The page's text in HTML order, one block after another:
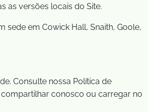
as versões locais do Site.
sede em Cowick Hall, Snaith, Goole,
Consulte nossa Política de
conosco ou carregar no